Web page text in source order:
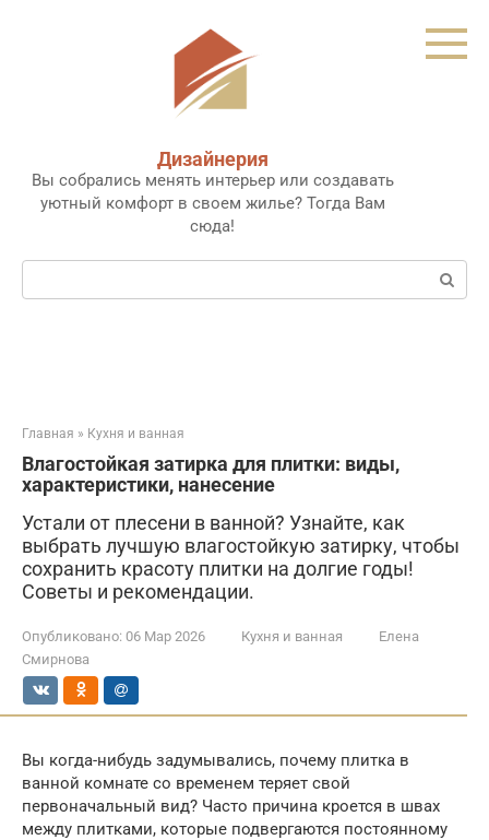
Дизайнерия
Вы собрались менять интерьер или создавать
уютный комфорт в своем жилье? Тогда Вам
сюда!
Поиск:
Главная » Кухня и ванная
Влагостойкая затирка для плитки: виды,
характеристики, нанесение
Устали от плесени в ванной? Узнайте, как
выбрать лучшую влагостойкую затирку, чтобы
сохранить красоту плитки на долгие годы!
Советы и рекомендации.
Опубликовано: 06 Мар 2026 Кухня и ванная
Елена
Смирнова
Вы когда-нибудь задумывались, почему плитка в
ванной комнате со временем теряет свой
первоначальный вид? Часто причина кроется в швах
между плитками, которые подвергаются постоянному